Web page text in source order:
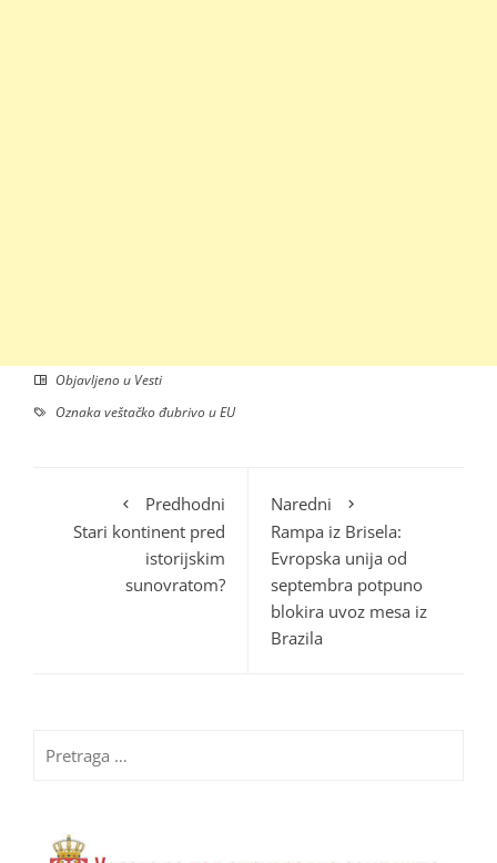
Objavljeno u Vesti
Oznakaveštačko đubrivo u EU
Predhodni
Stari kontinent pred
istorijskim
sunovratom?
Naredni
Rampa iz Brisela:
Evropska unija od
septembra potpuno
blokira uvoz mesa iz
Brazila
za: